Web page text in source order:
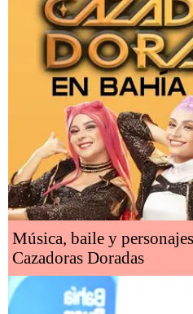
Música, baile y
Cazadoras Doradas